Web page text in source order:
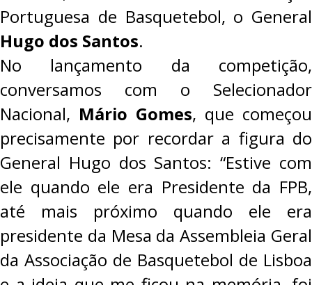
Portuguesa de Basquetebol, o General
Hugo dos Santos.
No lançamento da competição,
conversamos com o Selecionador
Nacional, Mário Gomes, que começou
precisamente por recordar a figura do
General Hugo dos Santos: “Estive com
ele quando ele era Presidente da FPB,
até mais próximo quando ele era
presidente da Mesa da Assembleia Geral
da Associação de Basquetebol de Lisboa